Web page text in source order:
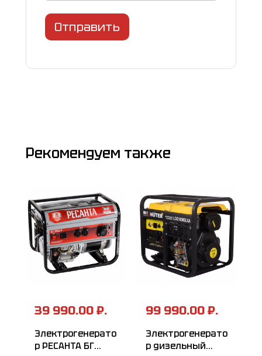
Отправить
Рекомендуем также
39 990.00 ₽.
Электрогенерато
р РЕСАНТА БГ
99 990.00 ₽.
Электрогенерато
р дизельный